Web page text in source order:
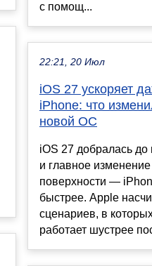
с помощ...
22:21, 20 Июл
iOS 27 ускоряет
iPhone: что
новой ОС
iOS 27 добралась до
и главное
поверхности —
быстрее. Apple
сценариев, в
работает шустрее